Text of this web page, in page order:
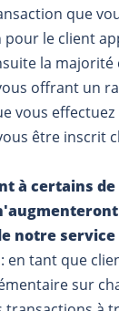
que
le client
la majorité
offrant un
vous
être inscrit
à certains
notre service
en tant que
sur